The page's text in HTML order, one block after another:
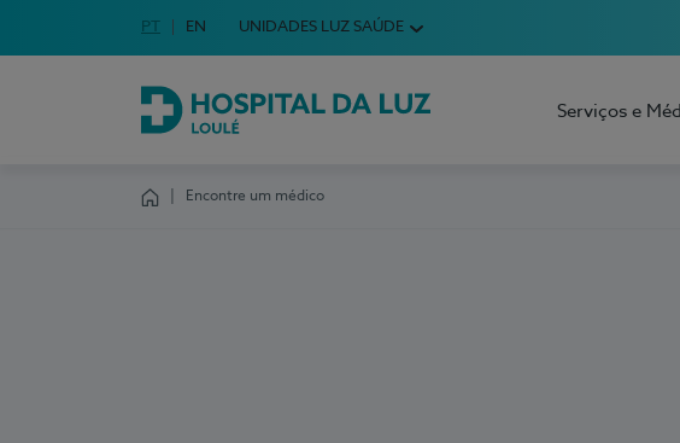
Escolha o seu idioma
Idioma em Português
PT English Language
EN UNIDADES LUZ SAÚDE
Hospital da Luz Loulé
Serviços e
Encontre um médico